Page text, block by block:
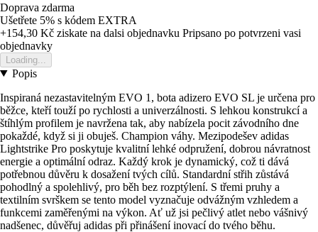
Doprava zdarma
Ušetřete 5% s kódem EXTRA
+154,30 Kč ziskate na dalsi objednavku Pripsano po potvrzeni vasi
objednavky
Loading...
Popis
Inspiraná nezastavitelným EVO 1, bota adizero EVO SL je určena pro
běžce, kteří touží po rychlosti a univerzálnosti. S lehkou konstrukcí a
štíhlým profilem je navržena tak, aby nabízela pocit závodního dne
pokaždé, když si ji obuješ. Champion váhy. Mezipodešev adidas
Lightstrike Pro poskytuje kvalitní lehké odpružení, dobrou návratnost
energie a optimální odraz. Každý krok je dynamický, což ti dává
potřebnou důvěru k dosažení tvých cílů. Standardní střih zůstává
pohodlný a spolehlivý, pro běh bez rozptýlení. S třemi pruhy a
textilním svrškem se tento model vyznačuje odvážným vzhledem a
funkcemi zaměřenými na výkon. Ať už jsi pečlivý atlet nebo vášnivý
nadšenec, důvěřuj adidas při přinášení inovací do tvého běhu.